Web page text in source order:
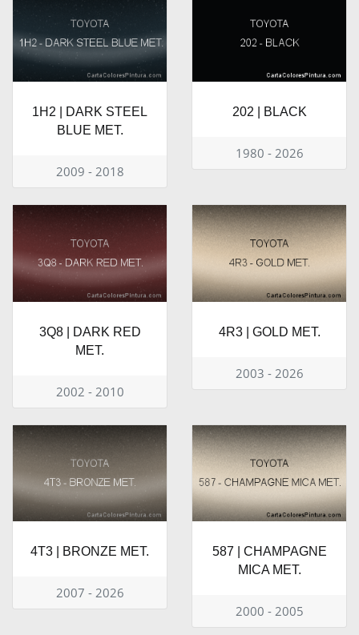
1H2 | DARK STEEL
BLUE MET.
2009 - 2018
202 | BLACK
1980 - 2026
3Q8 | DARK RED
MET.
2002 - 2010
4R3 | GOLD MET.
2003 - 2026
4T3 | BRONZE MET.
2007 - 2026
587 | CHAMPAGNE
MICA MET.
2000 - 2005